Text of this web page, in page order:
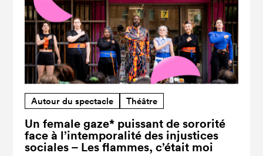
Autour du spectacle Théâtre
Un female gaze* puissant de sororité
face à l’intemporalité des injustices
sociales – Les flammes, c’était moi